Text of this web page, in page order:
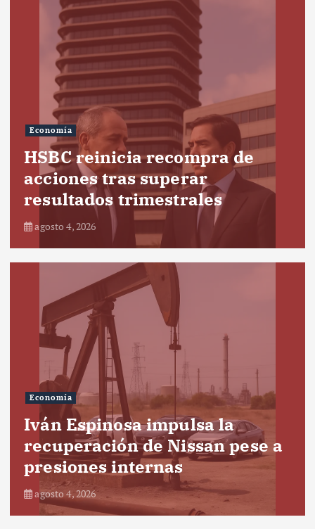
Economía
HSBC reinicia recompra de
acciones tras superar
resultados trimestrales
agosto 4, 2026
Economía
Iván Espinosa impulsa la
recuperación de Nissan pese a
presiones internas
agosto 4, 2026